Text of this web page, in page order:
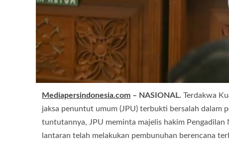
Mediapersindonesia.com – NASIONAL. Terdakwa
jaksa penuntut umum (JPU) terbukti bersalah dalam
tuntutannya, JPU meminta majelis hakim
lantaran telah melakukan pembunuhan berencana